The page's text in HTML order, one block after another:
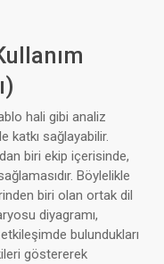
hali gibi analiz
katkı sağlayabilir.
biri ekip içerisinde,
Böylelikle
biri olan ortak dil
diyagramı,
bulundukları
göstererek